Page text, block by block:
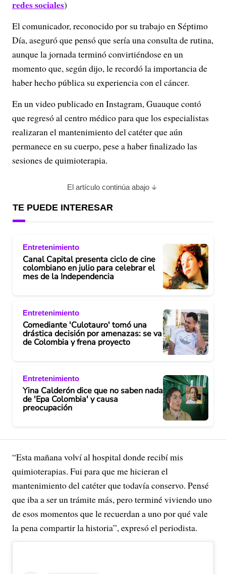
redes sociales)
El comunicador, reconocido por su trabajo en Séptimo
Día, aseguró que pensó que sería una consulta de rutina,
aunque la jornada terminó convirtiéndose en un
momento que, según dijo, le recordó la importancia de
haber hecho pública su experiencia con el cáncer.
En un video publicado en Instagram, Guauque contó
que regresó al centro médico para que los especialistas
realizaran el mantenimiento del catéter que aún
permanece en su cuerpo, pese a haber finalizado las
sesiones de quimioterapia.
El artículo continúa abajo
TE PUEDE INTERESAR
Entretenimiento
Canal Capital presenta ciclo de cine
colombiano en julio para celebrar el
mes de la Independencia
Entretenimiento
Comediante 'Culotauro' tomó una
drástica decisión por amenazas: se va
de Colombia y frena proyecto
Entretenimiento
Yina Calderón dice que no saben nada
de 'Epa Colombia' y causa
preocupación
“Esta mañana volví al hospital donde recibí mis
quimioterapias. Fui para que me hicieran el
mantenimiento del catéter que todavía conservo. Pensé
que iba a ser un trámite más, pero terminé viviendo uno
de esos momentos que le recuerdan a uno por qué vale
la pena compartir la historia”, expresó el periodista.